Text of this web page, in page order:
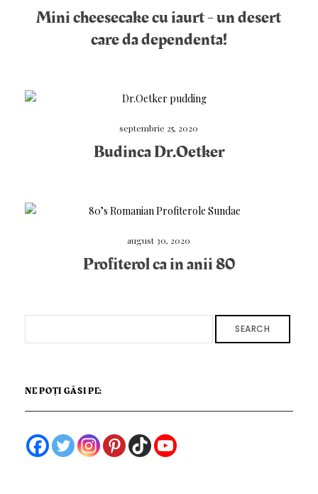
Mini cheesecake cu iaurt - un desert
care da dependenta!
septembrie 25, 2020
Budinca Dr.Oetker
august 30, 2020
Profiterol ca in anii 80
SEARCH
NE POȚI GĂSI PE: